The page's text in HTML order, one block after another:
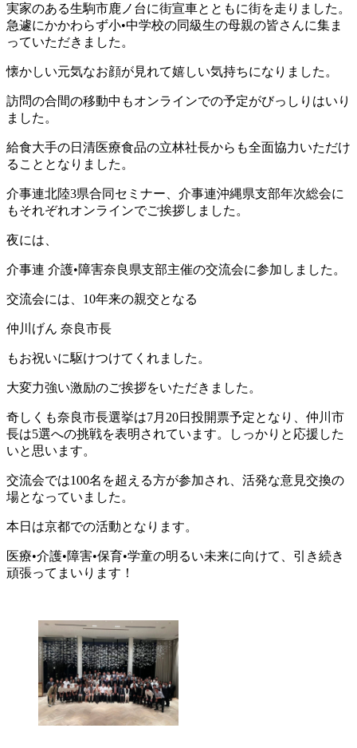
実家のある生駒市鹿ノ台に街宣車とともに街を走りました。
急遽にかかわらず小•中学校の同級生の母親の皆さんに集ま
っていただきました。
懐かしい元気なお顔が見れて嬉しい気持ちになりました。
訪問の合間の移動中もオンラインでの予定がびっしりはいり
ました。
給食大手の日清医療食品の立林社長からも全面協力いただけ
ることとなりました。
介事連北陸3県合同セミナー、介事連沖縄県支部年次総会に
もそれぞれオンラインでご挨拶しました。
夜には、
介事連 介護•障害奈良県支部主催の交流会に参加しました。
交流会には、10年来の親交となる
仲川げん 奈良市長
もお祝いに駆けつけてくれました。
大変力強い激励のご挨拶をいただきました。
奇しくも奈良市長選挙は7月20日投開票予定となり、仲川市
長は5選への挑戦を表明されています。しっかりと応援した
いと思います。
交流会では100名を超える方が参加され、活発な意見交換の
場となっていました。
本日は京都での活動となります。
医療•介護•障害•保育•学童の明るい未来に向けて、引き続き
頑張ってまいります！